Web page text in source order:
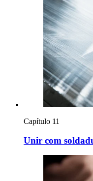
Capítulo 11
Unir com